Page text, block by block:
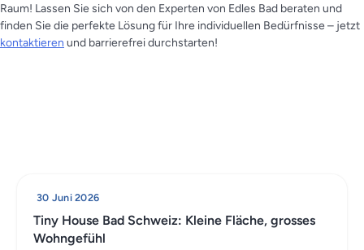
Raum! Lassen Sie sich von den Experten von Edles Bad beraten und
finden Sie die perfekte Lösung für Ihre individuellen Bedürfnisse – jetzt
kontaktieren und barrierefrei durchstarten!
30 Juni 2026
Tiny House Bad Schweiz: Kleine Fläche, grosses
Wohngefühl